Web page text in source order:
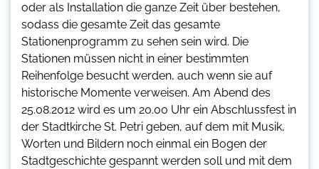
oder als Installation die ganze Zeit über bestehen,
sodass die gesamte Zeit das gesamte
Stationenprogramm zu sehen sein wird. Die
Stationen müssen nicht in einer bestimmten
Reihenfolge besucht werden, auch wenn sie auf
historische Momente verweisen. Am Abend des
25.08.2012 wird es um 20.00 Uhr ein Abschlussfest in
der Stadtkirche St. Petri geben, auf dem mit Musik,
Worten und Bildern noch einmal ein Bogen der
Stadtgeschichte gespannt werden soll und mit dem